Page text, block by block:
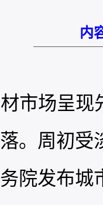
内
材市场呈
。周初受
院发布